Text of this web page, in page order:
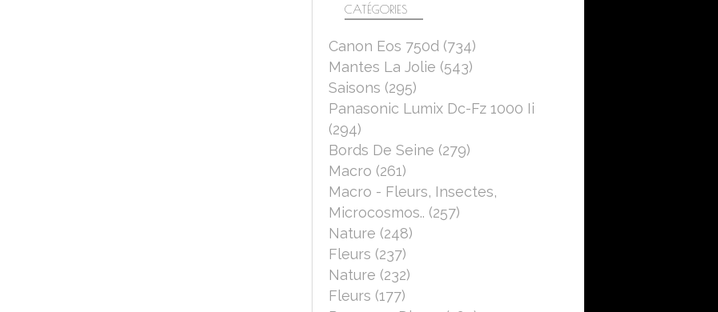
CATÉGORIES
Canon Eos 750d (734)
Mantes La Jolie (543)
Saisons (295)
Panasonic Lumix Dc-Fz 1000 Ii
(294)
Bords De Seine (279)
Macro (261)
Macro - Fleurs, Insectes,
Microcosmos.. (257)
Nature (248)
Fleurs (237)
Nature (232)
Fleurs (177)